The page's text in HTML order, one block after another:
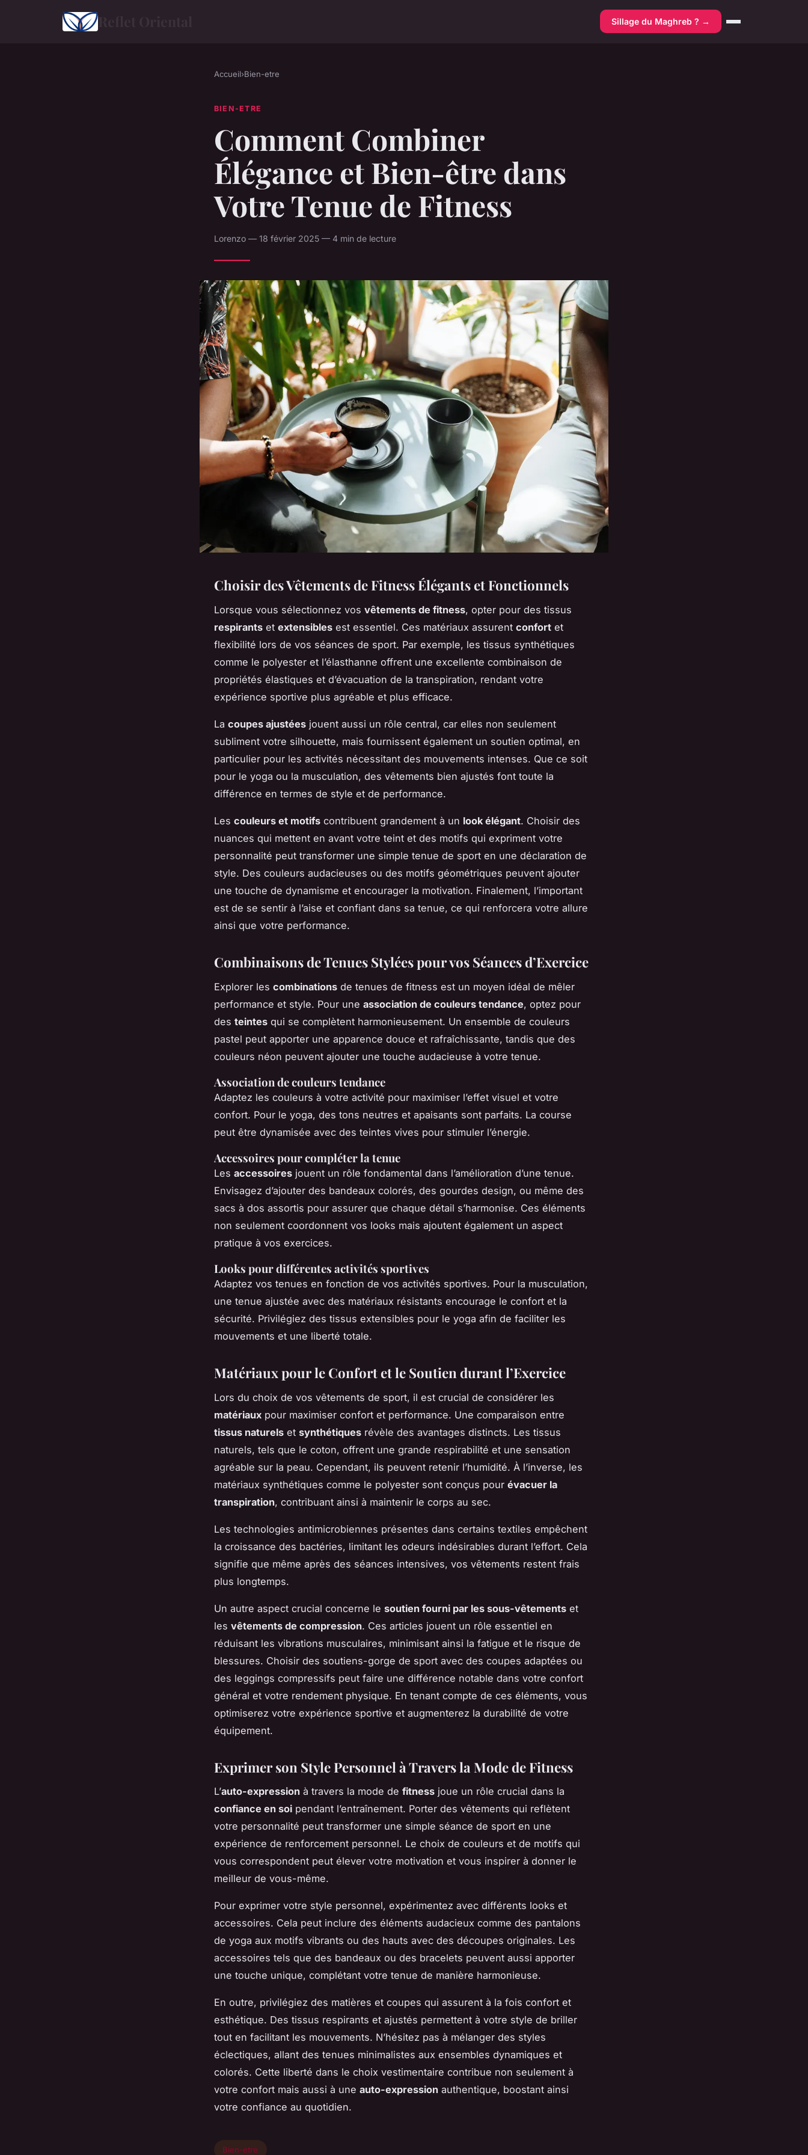
Reflet Oriental Sillage du Maghreb ? →
Accueil›Bien-etre
BIEN-ETRE
Comment Combiner
Élégance et Bien-être dans
Votre Tenue de Fitness
Lorenzo — 18 février 2025 — 4 min de lecture
Choisir des Vêtements de Fitness Élégants et Fonctionnels
Lorsque vous sélectionnez vos vêtements de fitness, opter pour des tissus
respirants et extensibles est essentiel. Ces matériaux assurent confort et
flexibilité lors de vos séances de sport. Par exemple, les tissus synthétiques
comme le polyester et l’élasthanne offrent une excellente combinaison de
propriétés élastiques et d’évacuation de la transpiration, rendant votre
expérience sportive plus agréable et plus efficace.
La coupes ajustées jouent aussi un rôle central, car elles non seulement
subliment votre silhouette, mais fournissent également un soutien optimal, en
particulier pour les activités nécessitant des mouvements intenses. Que ce soit
pour le yoga ou la musculation, des vêtements bien ajustés font toute la
différence en termes de style et de performance.
Les couleurs et motifs contribuent grandement à un look élégant. Choisir des
nuances qui mettent en avant votre teint et des motifs qui expriment votre
personnalité peut transformer une simple tenue de sport en une déclaration de
style. Des couleurs audacieuses ou des motifs géométriques peuvent ajouter
une touche de dynamisme et encourager la motivation. Finalement, l’important
est de se sentir à l’aise et confiant dans sa tenue, ce qui renforcera votre allure
ainsi que votre performance.
Combinaisons de Tenues Stylées pour vos Séances d’Exercice
Explorer les combinations de tenues de fitness est un moyen idéal de mêler
performance et style. Pour une association de couleurs tendance, optez pour
des teintes qui se complètent harmonieusement. Un ensemble de couleurs
pastel peut apporter une apparence douce et rafraîchissante, tandis que des
couleurs néon peuvent ajouter une touche audacieuse à votre tenue.
Association de couleurs tendance
Adaptez les couleurs à votre activité pour maximiser l’effet visuel et votre
confort. Pour le yoga, des tons neutres et apaisants sont parfaits. La course
peut être dynamisée avec des teintes vives pour stimuler l’énergie.
Accessoires pour compléter la tenue
Les accessoires jouent un rôle fondamental dans l’amélioration d’une tenue.
Envisagez d’ajouter des bandeaux colorés, des gourdes design, ou même des
sacs à dos assortis pour assurer que chaque détail s’harmonise. Ces éléments
non seulement coordonnent vos looks mais ajoutent également un aspect
pratique à vos exercices.
Looks pour différentes activités sportives
Adaptez vos tenues en fonction de vos activités sportives. Pour la musculation,
une tenue ajustée avec des matériaux résistants encourage le confort et la
sécurité. Privilégiez des tissus extensibles pour le yoga afin de faciliter les
mouvements et une liberté totale.
Matériaux pour le Confort et le Soutien durant l’Exercice
Lors du choix de vos vêtements de sport, il est crucial de considérer les
matériaux pour maximiser confort et performance. Une comparaison entre
tissus naturels et synthétiques révèle des avantages distincts. Les tissus
naturels, tels que le coton, offrent une grande respirabilité et une sensation
agréable sur la peau. Cependant, ils peuvent retenir l’humidité. À l’inverse, les
matériaux synthétiques comme le polyester sont conçus pour évacuer la
transpiration, contribuant ainsi à maintenir le corps au sec.
Les technologies antimicrobiennes présentes dans certains textiles empêchent
la croissance des bactéries, limitant les odeurs indésirables durant l’effort. Cela
signifie que même après des séances intensives, vos vêtements restent frais
plus longtemps.
Un autre aspect crucial concerne le soutien fourni par les sous-vêtements et
les vêtements de compression. Ces articles jouent un rôle essentiel en
réduisant les vibrations musculaires, minimisant ainsi la fatigue et le risque de
blessures. Choisir des soutiens-gorge de sport avec des coupes adaptées ou
des leggings compressifs peut faire une différence notable dans votre confort
général et votre rendement physique. En tenant compte de ces éléments, vous
optimiserez votre expérience sportive et augmenterez la durabilité de votre
équipement.
Exprimer son Style Personnel à Travers la Mode de Fitness
L’auto-expression à travers la mode de fitness joue un rôle crucial dans la
confiance en soi pendant l’entraînement. Porter des vêtements qui reflètent
votre personnalité peut transformer une simple séance de sport en une
expérience de renforcement personnel. Le choix de couleurs et de motifs qui
vous correspondent peut élever votre motivation et vous inspirer à donner le
meilleur de vous-même.
Pour exprimer votre style personnel, expérimentez avec différents looks et
accessoires. Cela peut inclure des éléments audacieux comme des pantalons
de yoga aux motifs vibrants ou des hauts avec des découpes originales. Les
accessoires tels que des bandeaux ou des bracelets peuvent aussi apporter
une touche unique, complétant votre tenue de manière harmonieuse.
En outre, privilégiez des matières et coupes qui assurent à la fois confort et
esthétique. Des tissus respirants et ajustés permettent à votre style de briller
tout en facilitant les mouvements. N’hésitez pas à mélanger des styles
éclectiques, allant des tenues minimalistes aux ensembles dynamiques et
colorés. Cette liberté dans le choix vestimentaire contribue non seulement à
votre confort mais aussi à une auto-expression authentique, boostant ainsi
votre confiance au quotidien.
Bien-etre